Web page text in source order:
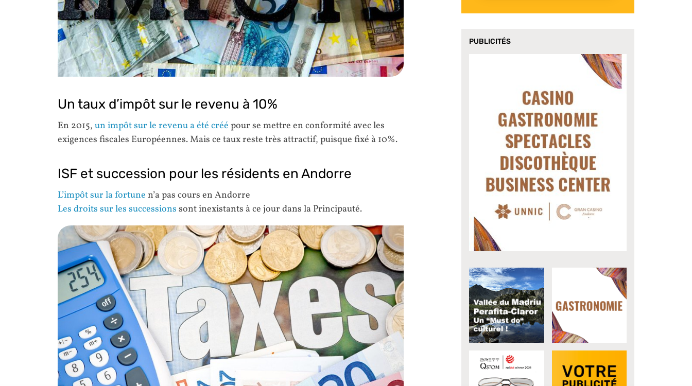
Un taux d’impôt sur le revenu à 10%
En 2015, un impôt sur le revenu a été créé pour se mettre en conformité avec les
exigences fiscales Européennes. Mais ce taux reste très attractif, puisque fixé à 10%.
ISF et succession pour les résidents en Andorre
L’impôt sur la fortune n’a pas cours en Andorre
Les droits sur les successions sont inexistants à ce jour dans la Principauté.
PUBLICITÉS